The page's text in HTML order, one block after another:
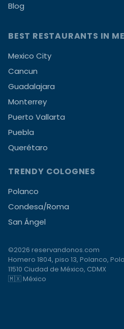
Blog
BEST RESTAURANTS IN
Mexico City
Cancun
Guadalajara
Monterrey
Puerto Vallarta
Puebla
Querétaro
TRENDY COLOGNES
Polanco
Condesa/Roma
San Ángel
©2026 reservandonos.com
Homero 1804, piso 13, Polanco,
11510 Ciudad de México, CDMX
🇲🇽 México